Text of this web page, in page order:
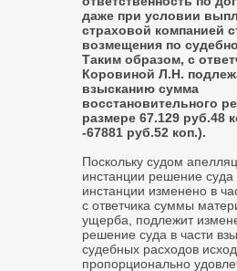
даже при условии
страховой компанией
возмещения по
Таким образом, с
Коровиной Л.Н.
взысканию сумма
восстановительного
размере 67.129 руб.48
-67881 руб.52 коп.).
Поскольку судом
инстанции решение суда
инстанции изменено в
с ответчика суммы
ущерба, подлежит
решение суда в части
судебных расходов
пропорционально